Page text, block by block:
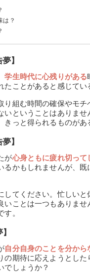
は？
】
学生時代に心残りがある
ことがあると感じてい
り組む時間の確保やモ
いということはありま
っと得られるものがあ
】
が心身ともに疲れ切って
るかもしれませんが、
てください。忙しい
いことは一つもありま
。
自分自身のことを分か
の期待に応えようとし
でしょうか？